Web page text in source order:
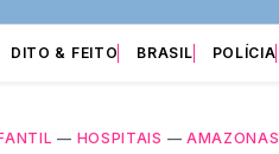
DITO & FEITO BRASIL POLÍCIA
— HOSPITAIS — AMAZONAS